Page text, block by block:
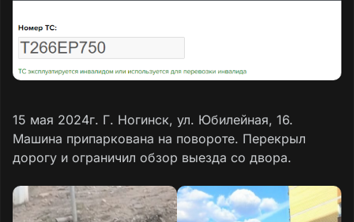
15 мая 2024г. Г. Ногинск, ул. Юбилейная, 16.
Машина припаркована на повороте. Перекрыл
дорогу и ограничил обзор выезда со двора.